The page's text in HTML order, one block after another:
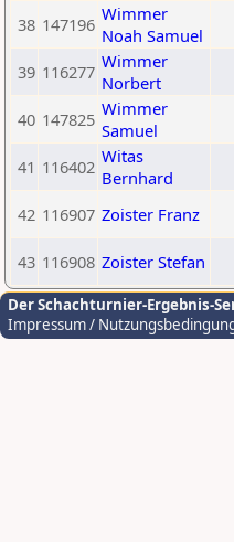
38 147196 Wimmer
Noah Samuel
39 116277 Wimmer
Norbert
40 147825 Wimmer
Samuel
41 116402 Witas
Bernhard
42 116907 Zoister Franz
43 116908 Zoister Stefan
Der Schachturnier-Ergebnis-
Impressum /